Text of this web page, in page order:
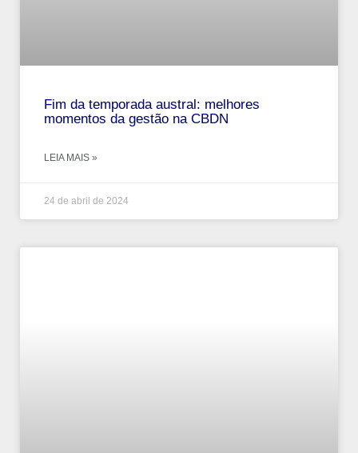
Fim da temporada austral: melhores
momentos da gestão na CBDN
LEIA MAIS »
24 de abril de 2024